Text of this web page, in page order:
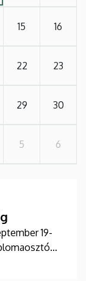
15 16
22 23
29 30
5 6
19-